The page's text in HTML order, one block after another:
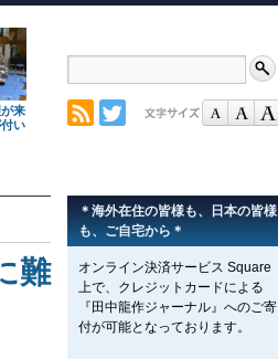
来
い
難
＊海外在住の皆様も、日本の皆様
も、ご自宅から＊
オンライン決済サービス Square
上で、クレジットカードによる
『田中龍作ジャーナル』へのご寄
付が可能となっております。